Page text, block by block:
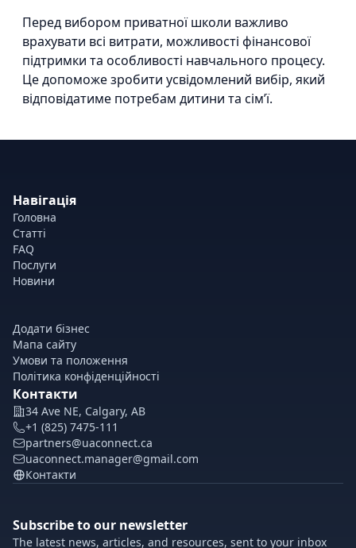
Перед вибором приватної школи важливо
врахувати всі витрати, можливості фінансової
підтримки та особливості навчального процесу.
Це допоможе зробити усвідомлений вибір, який
відповідатиме потребам дитини та сім’ї.
Навігація
Головна
Статті
FAQ
Послуги
Новини
Додати бізнес
Мапа сайту
Умови та положення
Політика конфіденційності
Контакти
34 Ave NE, Calgary, AB
+1 (825) 7475-111
partners@uaconnect.ca
uaconnect.manager@gmail.com
Контакти
Subscribe to our newsletter
The latest news, articles, and resources, sent to your inbox